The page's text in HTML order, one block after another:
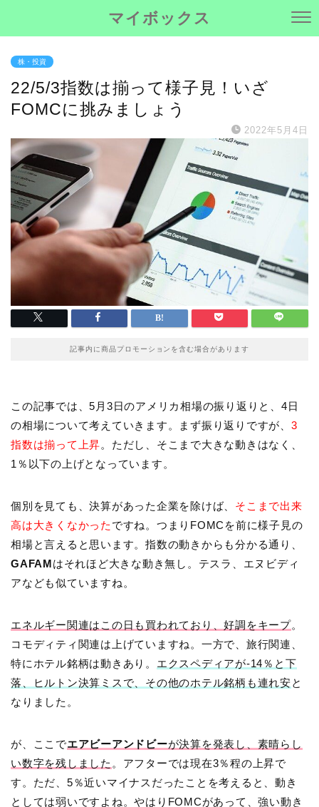
マイボックス
株・投資
22/5/3指数は揃って様子見！いざ
FOMCに挑みましょう
2022年5月4日
記事内に商品プロモーションを含む場合があります
この記事では、5月3日のアメリカ相場の振り返りと、4日
の相場について考えていきます。まず振り返りですが、3
指数は揃って上昇。ただし、そこまで大きな動きはなく、
1％以下の上げとなっています。
個別を見ても、決算があった企業を除けば、 そこまで出来
高は大きくなかった ですね。つまりFOMCを前に様子見の
相場と言えると思います。指数の動きからも分かる通り、
GAFAMはそれほど大きな動き無し。テスラ、エヌビディ
アなども似ていますね。
エネルギー関連はこの日も買われており、好調をキープ。
コモディティ関連は上げていますね。一方で、旅行関連、
特にホテル銘柄は動きあり。 エクスペディアが-14％と下
落、ヒルトン決算ミスで、その他のホテル銘柄も連れ安と
なりました。
が、ここでエアビーアンドビーが決算を発表し、素晴らし
い数字を残しました 。アフターでは現在3％程の上昇で
す。ただ、5％近いマイナスだったことを考えると、動き
としては弱いですよね。やはりFOMCがあって、強い動き